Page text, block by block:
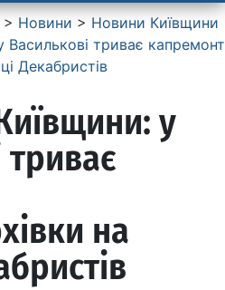
> Новини > Новини Київщини
Василькові триває капремонт
Декабристів
у
триває
на